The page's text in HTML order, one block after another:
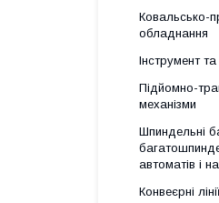
Ковальсько-
обладнання
Інструмент
Підйомно-
механізми
Шпиндельні
автоматів і
Конвеєрні